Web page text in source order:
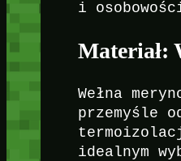
i
Materiał:
Wełna
przemyśle
idealnym